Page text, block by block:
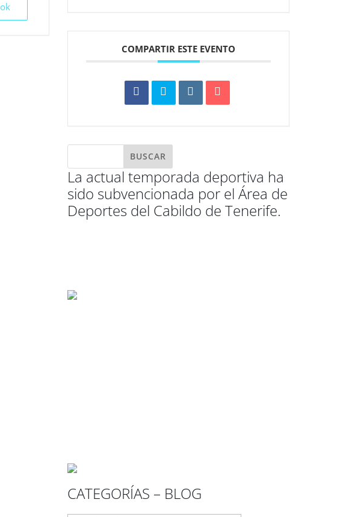
COMPARTIR ESTE EVENTO
La actual temporada deportiva ha
sido subvencionada por el Área de
Deportes del Cabildo de Tenerife.
CATEGORÍAS – BLOG